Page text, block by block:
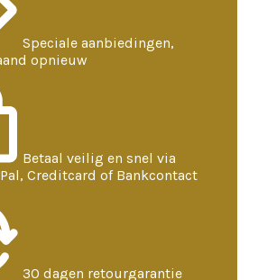
Speciale aanbiedingen,
opnieuw
Betaal veilig en snel via
Creditcard of Bankcontact
30 dagen retourgarantie